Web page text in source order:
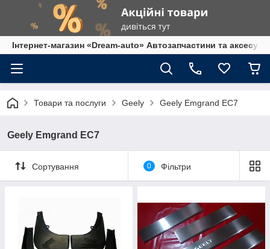
Інтернет-магазин «Dream-auto» Автозапчастини та
Товари та послуги Geely Geely Emgrand EC7
Geely Emgrand EC7
Сортування 0 Фільтри